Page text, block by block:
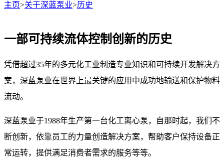
主页>关于深蓝泵业>历史
一部可持续流体控制创新的历史
凭借超过35年的多元化工业制造专业知识和可持续开发解决方
案，深蓝泵业在世界上最关键的应用中成功地输送和保护物料
流动。
深蓝泵业于1988年生产第一台化工离心泵，自那时起，我们不
断创新，依靠员工的力量创造解决方案，帮助客户保持设备正
常运转，提供满足消费者需求的服务等等。